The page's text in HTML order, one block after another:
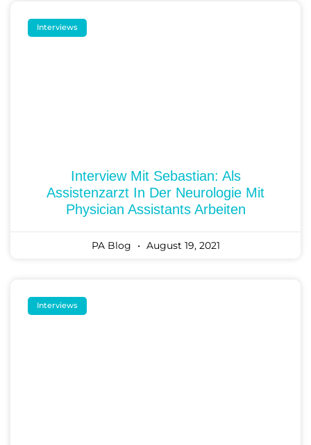
Interviews
Interview Mit Sebastian: Als
Assistenzarzt In Der Neurologie Mit
Physician Assistants Arbeiten
PA Blog August 19, 2021
Interviews